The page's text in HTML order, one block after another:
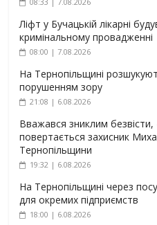
Ліфт у Бучацькій лікарні
кримінальному провадженні
08:00 | 7.08.2026
На Тернопільщині
порушенням зору
21:08 | 6.08.2026
Вважався зниклим
повертається захисник
Тернопільщини
19:32 | 6.08.2026
На Тернопільщині через
для окремих підприємств
18:00 | 6.08.2026